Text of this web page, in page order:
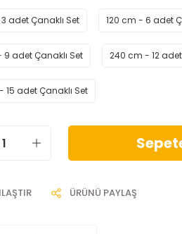
adet Çanaklı Set 120 cm - 6 adet
9 adet Çanaklı Set 240 cm - 12
15 adet Çanaklı Set
ÜRÜNÜ PAYLAŞ